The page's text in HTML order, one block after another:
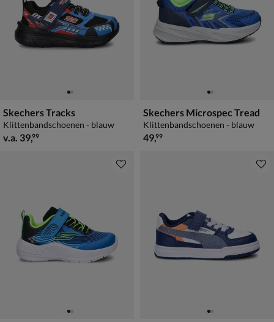
Skechers Tracks
Klittenbandschoenen - blauw
vanaf € 39,99
v.a. 39,99
Skechers Microspec Tread
Klittenbandschoenen - blauw
€ 49,99
49,99